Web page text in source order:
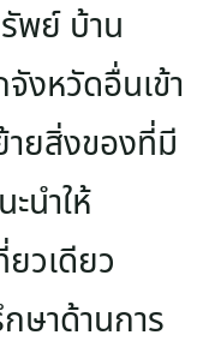
พย์ บ้าน
งหวัดอื่นเข้า
ายสิ่งของที่มี
นำให้
วเดียว
ษาด้านการ